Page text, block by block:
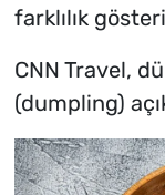
farklılık
CNN Travel,
(dumpling)